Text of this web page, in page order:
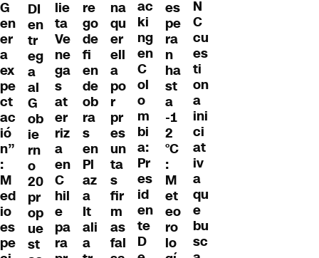
G
en
er
a
ex
pe
ct
ac
ió
n”
:
M
ed
io
es
pe
DI
en
tr
eg
a
al
G
ob
ie
rn
o
20
pr
op
ue
st
lie
ta
Ve
ne
ga
s
at
er
riz
a
en
C
hil
e
pa
ra
re
go
de
fi
en
de
ob
ra
s
en
Pl
az
a
It
ali
a
na
qu
er
ell
a
po
r
pr
es
un
ta
s
fir
m
as
fal
ac
ki
ng
en
C
ol
o
m
bi
a:
Pr
es
id
en
te
D
es
pe
ra
n
ha
st
a
-1
2
°C
:
M
et
eo
ro
lo
N
C
cu
es
ti
on
a
ini
ci
at
iv
a
qu
e
bu
sc